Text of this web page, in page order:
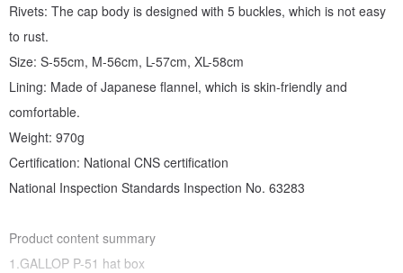
Rivets: The cap body is designed with 5 buckles, which is not easy
to rust.
Size: S-55cm, M-56cm, L-57cm, XL-58cm
Lining: Made of Japanese flannel, which is skin-friendly and
comfortable.
Weight: 970g
Certification: National CNS certification
National Inspection Standards Inspection No. 63283
Product content summary
1.GALLOP P-51 hat box